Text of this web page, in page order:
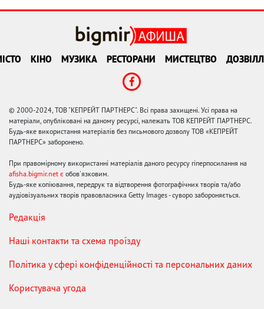
КІНО МУЗИКА РЕСТОРАНИ МИСТЕЦТВО
© 2000-2024, ТОВ "КЕПРЕЙТ ПАРТНЕРС". Всі права захищені. Усі права на
матеріали, опубліковані на даному ресурсі, належать ТОВ КЕПРЕЙТ ПАРТНЕРС.
Будь-яке використання матеріалів без письмового дозволу ТОВ «КЕПРЕЙТ
ПАРТНЕРС» заборонено.
При правомірному використанні матеріалів даного ресурсу гіперпосилання на
afisha.bigmir.net є обов'язковим.
Будь-яке копіювання, передрук та відтворення фотографічних творів та/або
аудіовізуальних творів правовласника Getty Images - суворо забороняється.
Редакція
Наші контакти та схема проїзду
Політика у сфері конфіденційності та персональних даних
Користувача угода